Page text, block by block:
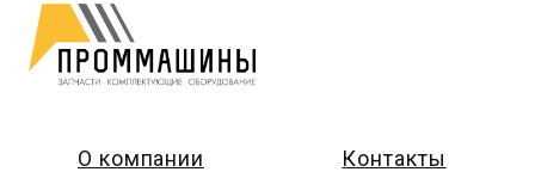
О компании
Контакты